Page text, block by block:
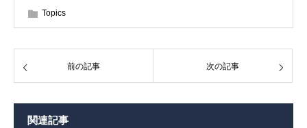
Topics
前の記事 次の記事
関連記事